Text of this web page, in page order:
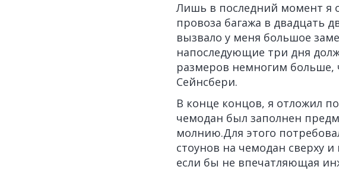
Лишь в последний момент я
провоза багажа в двадцать
вызвало у меня большое
напоследующие три дня
размеров немногим больше,
Сейнсбери.
В конце концов, я отложил
чемодан был заполнен
молнию.Для этого
стоунов на чемодан сверху
если бы не впечатляющая